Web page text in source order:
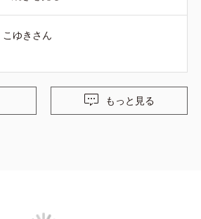
→日焼け止め(ピンク)→コンシーラ
ぼらメイクの順番です。 カサつく
ます。 ベタつく事なく、ツヤ感も出
今から２本目買おうと思います(*^^*)
こゆきさん
もっと見る